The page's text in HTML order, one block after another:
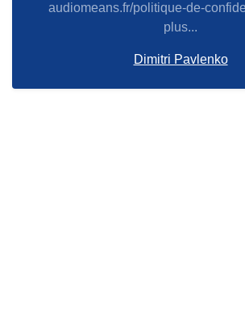
audiomeans.fr/politique-de-
plus...
Dimitri Pavlenko